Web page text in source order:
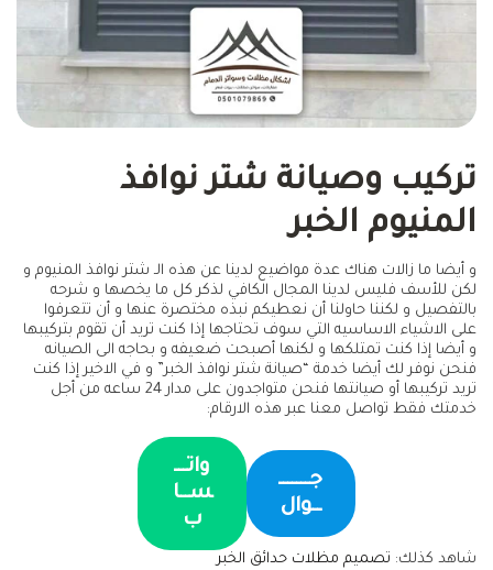
تركيب وصيانة شتر نوافذ
المنيوم الخبر
و أيضا ما زالات هناك عدة مواضيع لدينا عن هذه الـ شتر نوافذ المنيوم و
لكن للأسف فليس لدينا المجال الكافي لذكر كل ما يخصها و شرحه
بالتفصيل و لكننا حاولنا أن نعطيكم نبذه مختصرة عنها و أن تتعرفوا
على الاشياء الاساسيه التي سوف تحتاجها إذا كنت تريد أن تقوم بتركيبها
و أيضا إذا كنت تمتلكها و لكنها أصبحت ضعيفه و بحاجه الى الصيانه
فنحن نوفر لك أيضا خدمة “صيانة شتر نوافذ الخبر” و في الاخير إذا كنت
تريد تركيبها أو صيانتها فنحن متواجدون على مدار 24 ساعه من أجل
خدمتك فقط تواصل معنا عبر هذه الارقام:
جـــــــ
ــوال
واتـــ
ســا
ب
شاهد كذلك: تصميم مظلات حدائق الخبر